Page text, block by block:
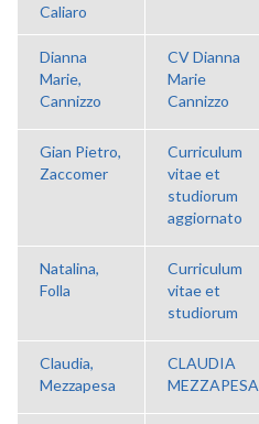
Caliaro
Dianna
Marie,
Cannizzo
CV Dianna
Marie
Cannizzo
Gian Pietro,
Zaccomer
Curriculum
vitae et
studiorum
aggiornato
Natalina,
Folla
Curriculum
vitae et
studiorum
Claudia,
Mezzapesa
CLAUDIA
MEZZAPESA